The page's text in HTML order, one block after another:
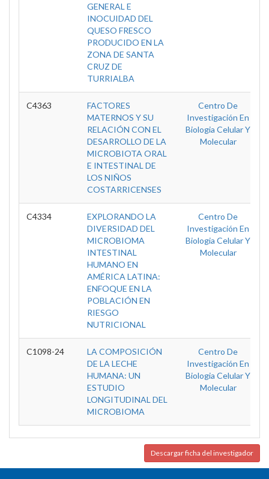
GENERAL E
INOCUIDAD DEL
QUESO FRESCO
PRODUCIDO EN LA
ZONA DE SANTA
CRUZ DE
TURRIALBA
C4363
FACTORES
MATERNOS Y SU
RELACIÓN CON EL
DESARROLLO DE LA
MICROBIOTA ORAL
E INTESTINAL DE
LOS NIÑOS
COSTARRICENSES
Centro De
Investigación En
Biologia Celular Y
Molecular
C4334
EXPLORANDO LA
DIVERSIDAD DEL
MICROBIOMA
INTESTINAL
HUMANO EN
AMÉRICA LATINA:
ENFOQUE EN LA
POBLACIÓN EN
RIESGO
NUTRICIONAL
Centro De
Investigación En
Biologia Celular Y
Molecular
C1098-24
LA COMPOSICIÓN
DE LA LECHE
HUMANA: UN
ESTUDIO
LONGITUDINAL DEL
MICROBIOMA
Centro De
Investigación En
Biologia Celular Y
Molecular
Descargar ficha del investigador